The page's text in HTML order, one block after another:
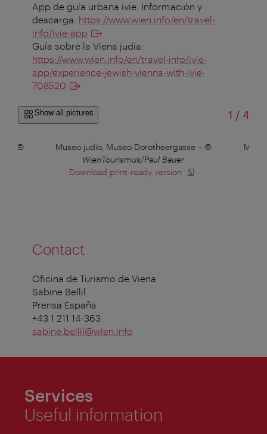
App de guía urbana ivie. Información y
descarga: https://www.wien.info/en/travel-
info/ivie-app
Guía sobre la Viena judía:
https://www.wien.info/en/travel-info/ivie-
app/experience-jewish-vienna-with-ivie-
708520
Show all pictures 1 /of
4
© Museo judío, Museo Dorotheergasse– ©
WienTourismus/Paul Bauer
Download print-ready version
Contact
Oficina de Turismo de Viena
Sabine Bellil
Prensa España
+43 1 211 14-363
sabine.bellil@wien.info
Services
Useful information